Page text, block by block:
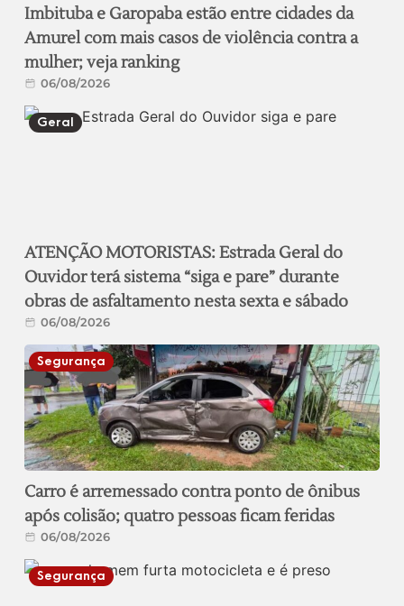
Imbituba e Garopaba estão entre cidades da
Amurel com mais casos de violência contra a
mulher; veja ranking
06/08/2026
Geral
ATENÇÃO MOTORISTAS: Estrada Geral do
Ouvidor terá sistema “siga e pare” durante
obras de asfaltamento nesta sexta e sábado
06/08/2026
Segurança
Carro é arremessado contra ponto de ônibus
após colisão; quatro pessoas ficam feridas
06/08/2026
Segurança